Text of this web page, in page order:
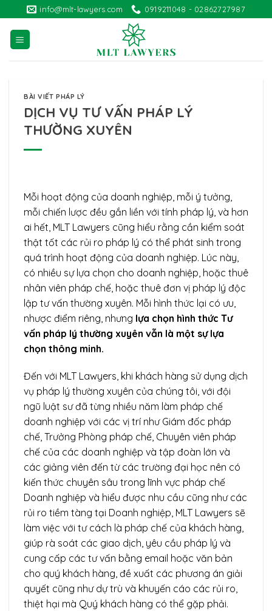
content
info@mlt-lawyers.com 0919211048 - 02862727987
BÀI VIẾT PHÁP LÝ
DỊCH VỤ TƯ VẤN PHÁP LÝ
THƯỜNG XUYÊN
Mỗi hoạt động của doanh nghiệp, mỗi ý tưởng,
mỗi chiến lược đều gắn liền với tính pháp lý, và hơn
ai hết, MLT Lawyers cũng hiểu rằng cần kiểm soát
thật tốt các rủi ro pháp lý có thể phát sinh trong
quá trình hoạt động của doanh nghiệp. Lúc này,
có nhiều sự lựa chọn cho doanh nghiệp, hoặc thuê
nhân viên pháp chế, hoặc thuê đơn vị pháp lý độc
lập tư vấn thường xuyên. Mỗi hình thức lại có ưu,
nhược điểm riêng, nhưng lựa chọn hình thức Tư
vấn pháp lý thường xuyên vẫn là một sự lựa
chọn thông minh.
Đến với MLT Lawyers, khi khách hàng sử dụng dịch
vụ pháp lý thường xuyên của chúng tôi, với đội
ngũ luật sư đã từng nhiều năm làm pháp chế
doanh nghiệp với các vị trí như Giám đốc pháp
chế, Trưởng Phòng pháp chế, Chuyên viên pháp
chế của các doanh nghiệp và tập đoàn lớn và
các giảng viên đến từ các trường đại học nên có
kiến thức chuyên sâu trong lĩnh vực pháp chế
Doanh nghiệp và hiểu được nhu cầu cũng như các
rủi ro tiềm tàng tại Doanh nghiệp, MLT Lawyers sẽ
làm việc với tư cách là pháp chế của khách hàng,
giúp rà soát các giao dịch, yêu cầu pháp lý và
cung cấp các tư vấn bằng email hoặc văn bản
cho quý khách hàng, đề xuất các phương án giải
quyết cũng như dự trù và khuyến cáo các rủi ro,
thiệt hại mà Quý khách hàng có thể gặp phải.